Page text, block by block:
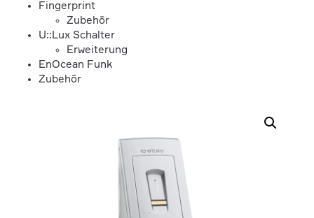
Fingerprint
Zubehör
U::Lux Schalter
Erweiterung
EnOcean Funk
Zubehör